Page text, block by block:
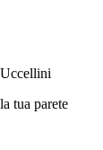
tua parete